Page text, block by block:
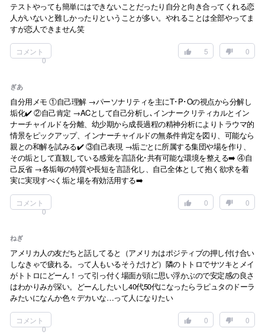
テストやっても簡単にはできないことだったり自分と向き合ってくれる恋
人がいないと難しかったりということが多い。やれることは全部やってま
すが恋人できません笑
コメント
0
0
5
ぎあ
自分用メモ ①自己理解 →パーソナリティを主にT･P･Oの視点から分解し
垢化✔️ ②自己肯定 →ACとして自己分析し､インナークリティカルとイン
ナーチャイルドを分離、幼少期から成長過程の精神分析によりトラウマ的
情景をピックアップ、インナーチャイルドの無条件肯定を図り、可能なら
親との和解を試みる✔️ ③自己表現 →垢ごとに所属する集団や場を作り、
その垢として直観している感覚を言語化･共有可能な環境を整える➡️ ④自
己反省 →各垢毎の特質や長短を言語化し、自己全体として抱く欲求を着
実に実現すべく垢と場を有効活用する➡️
コメント
0
0
0
ねぎ
アメリカ人の友だちと話してると（アメリカはポジティブの押し付け合い
しなきゃで疲れる。って人もいるそうだけど）隣のトトロでサツキとメイ
がトトロにどーん！って引っ付く場面が頭に思い浮かぶので安定感の良さ
はわかりみが深い。どーんしたいし40代50代になったらラピュタのドーラ
みたいになんか色々デカいな…って人になりたい
コメント
0
0
0